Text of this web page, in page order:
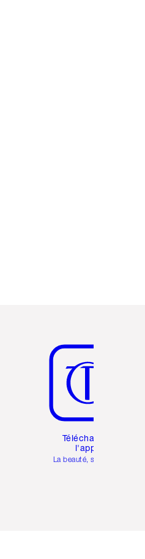
Téléchargez
l'appli
La beauté, simplifiée